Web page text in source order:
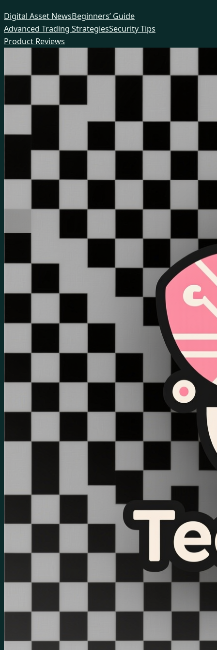
to
content
Digital Asset NewsBeginners’ Guide
Advanced Trading StrategiesSecurity Tips
Product Reviews